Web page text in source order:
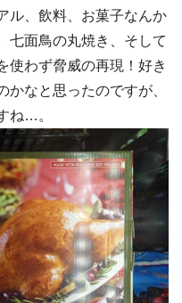
ル、飲料、お菓子なんか
七面鳥の丸焼き、そして
使わず脅威の再現！好き
なと思ったのですが、
ね…。